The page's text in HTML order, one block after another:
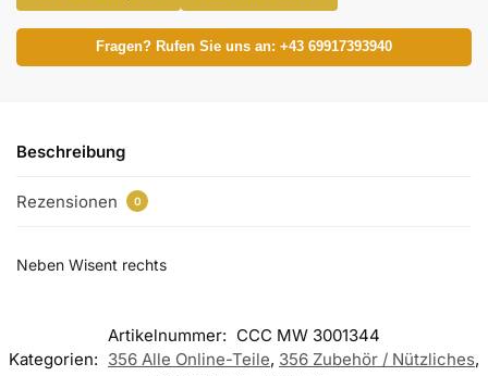
Fragen? Rufen Sie uns an: +43 69917393940
Beschreibung
Rezensionen 0
Neben Wisent rechts
Artikelnummer: CCC MW 3001344
Kategorien: 356 Alle Online-Teile, 356 Zubehör / Nützliches,